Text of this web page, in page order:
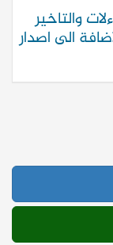
والتاخير
الى اصدار